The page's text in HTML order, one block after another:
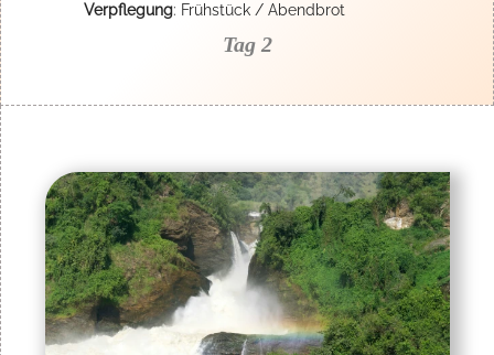
Verpflegung: Frühstück / Abendbrot
Tag 2